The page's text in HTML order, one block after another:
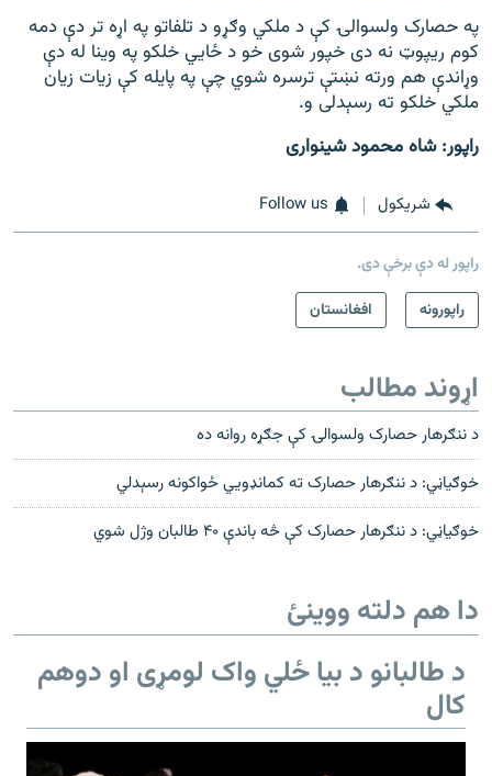
په حصارک ولسوالۍ کې د ملکي وګړو د تلفاتو په اړه تر دې دمه
کوم ریپوټ نه دی خپور شوی خو د ځايي خلکو په وینا له دې
وړاندې هم ورته نښتې ترسره شوي چې په پایله کې زیات زيان
ملکي خلکو ته رسېدلی و.
راپور: شاه محمود شينواری
شريکول Follow us
راپور له دې برخې دی.
راپورونه
افغانستان
اړوند مطالب
د ننګرهار حصارک ولسوالۍ کې جګړه روانه ده
خوګیاڼي: د ننګرهار حصارک ته کمانډويي ځواکونه رسېدلي
خوګیاڼي: د ننګرهار حصارک کې څه باندې ۴۰ طالبان وژل شوي
دا هم دلته ووینئ
د طالبانو د بیا ځلي واک لومړی او دوهم
کال